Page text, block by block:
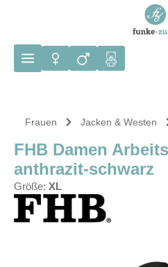
Frauen Jacken & Westen
FHB Damen
anthrazit-schwarz
Größe: XL